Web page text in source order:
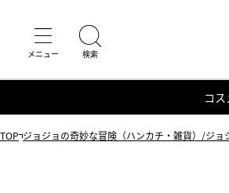
コ
TOP ジョジョの奇妙な冒険（ハンカチ・雑貨）/ジョ